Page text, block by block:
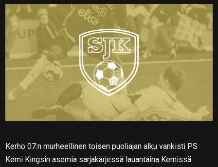
Kerho 07:n murheellinen toisen puoliajan alku vankisti PS
Kemi Kingsin asemia sarjakärjessä lauantaina Kemissä